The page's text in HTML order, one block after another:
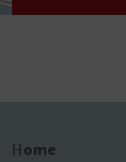
Home